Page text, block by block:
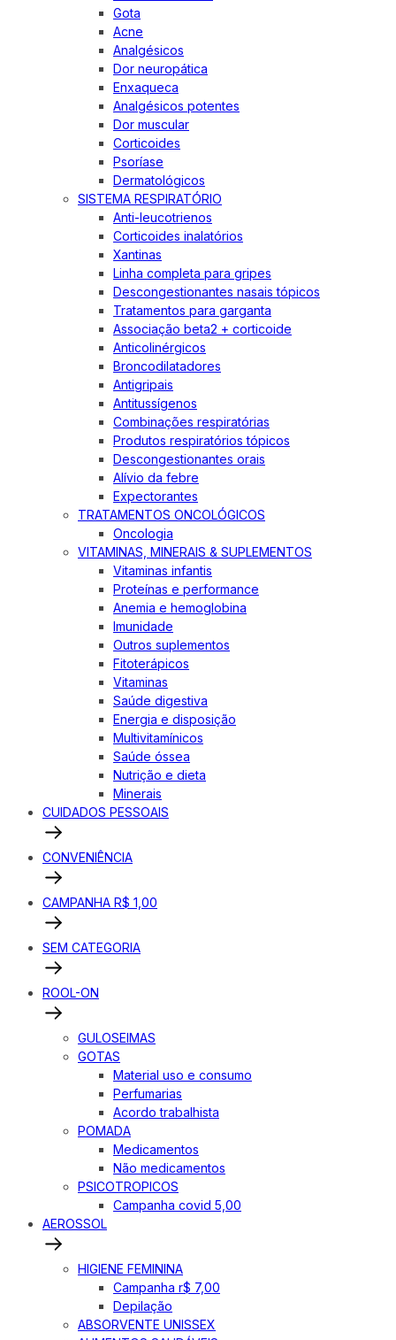
Gota
Acne
Analgésicos
Dor neuropática
Enxaqueca
Analgésicos potentes
Dor muscular
Corticoides
Psoríase
Dermatológicos
SISTEMA RESPIRATÓRIO
Anti-leucotrienos
Corticoides inalatórios
Xantinas
Linha completa para gripes
Descongestionantes nasais tópicos
Tratamentos para garganta
Associação beta2 + corticoide
Anticolinérgicos
Broncodilatadores
Antigripais
Antitussígenos
Combinações respiratórias
Produtos respiratórios tópicos
Descongestionantes orais
Alívio da febre
Expectorantes
TRATAMENTOS ONCOLÓGICOS
Oncologia
VITAMINAS, MINERAIS & SUPLEMENTOS
Vitaminas infantis
Proteínas e performance
Anemia e hemoglobina
Imunidade
Outros suplementos
Fitoterápicos
Vitaminas
Saúde digestiva
Energia e disposição
Multivitamínicos
Saúde óssea
Nutrição e dieta
Minerais
CUIDADOS PESSOAIS
CONVENIÊNCIA
CAMPANHA R$ 1,00
SEM CATEGORIA
ROOL-ON
GULOSEIMAS
GOTAS
Material uso e consumo
Perfumarias
Acordo trabalhista
POMADA
Medicamentos
Não medicamentos
PSICOTROPICOS
Campanha covid 5,00
AEROSSOL
HIGIENE FEMININA
Campanha r$ 7,00
Depilação
ABSORVENTE UNISSEX